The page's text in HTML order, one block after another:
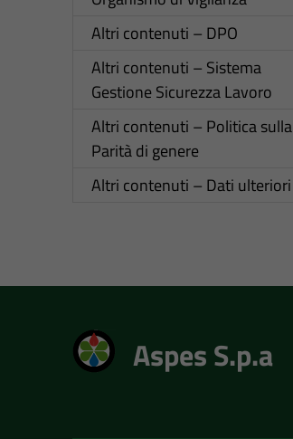
Altri contenuti – DPO
Altri contenuti – Sistema
Gestione Sicurezza Lavoro
Altri contenuti – Politica sulla
Parità di genere
Altri contenuti – Dati ulteriori
Aspes S.p.a